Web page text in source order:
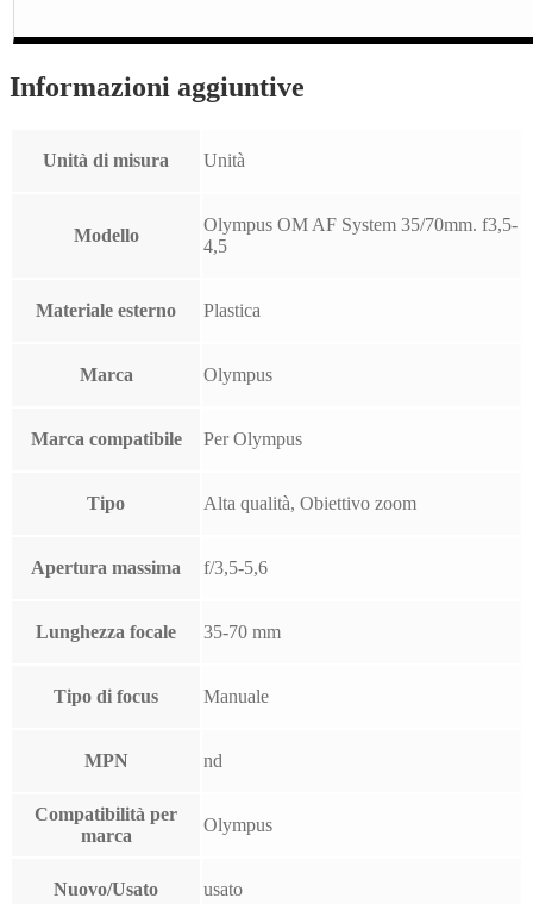
Informazioni aggiuntive
Unità di misura Unità
Modello
Olympus OM AF System 35/70mm. f3,5-
4,5
Materiale esterno Plastica
Marca Olympus
Marca compatibile Per Olympus
Tipo Alta qualità, Obiettivo zoom
Apertura massima f/3,5-5,6
Lunghezza focale 35-70 mm
Tipo di focus Manuale
MPN nd
Compatibilità per
marca
Olympus
Nuovo/Usato usato